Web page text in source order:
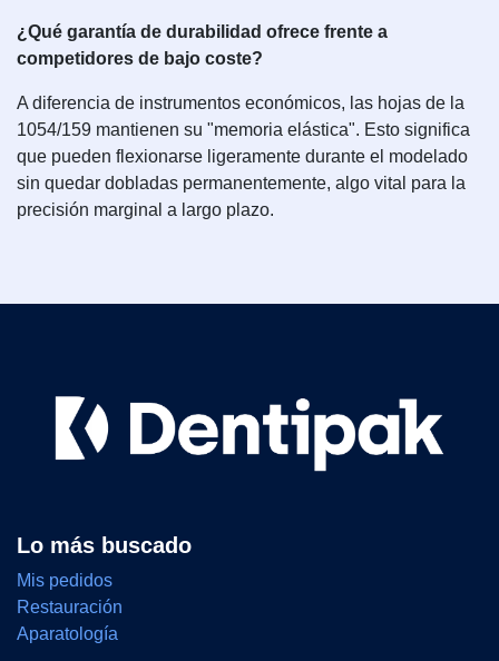
¿Qué garantía de durabilidad ofrece frente a
competidores de bajo coste?
A diferencia de instrumentos económicos, las hojas de la
1054/159 mantienen su "memoria elástica". Esto significa
que pueden flexionarse ligeramente durante el modelado
sin quedar dobladas permanentemente, algo vital para la
precisión marginal a largo plazo.
Lo más buscado
Mis pedidos
Restauración
Aparatología